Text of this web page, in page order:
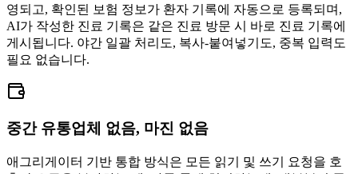
영되고, 확인된 보험 정보가 환자 기록에 자동으로 등록되며,
AI가 작성한 진료 기록은 같은 진료 방문 시 바로 진료 기록에
게시됩니다. 야간 일괄 처리도, 복사-붙여넣기도, 중복 입력도
필요 없습니다.
중간 유통업체 없음, 마진 없음
애그리게이터 기반 통합 방식은 모든 읽기 및 쓰기 요청을 호